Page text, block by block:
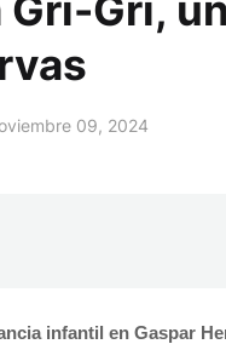
09, 2024
infantil en Gaspar